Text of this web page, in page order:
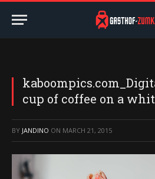
cup of coffee on a
BY JANDINO ON MARCH 21, 2015